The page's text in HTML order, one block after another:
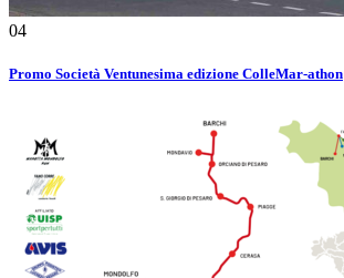
04
Promo Società Ventunesima edizione ColleMar-athon